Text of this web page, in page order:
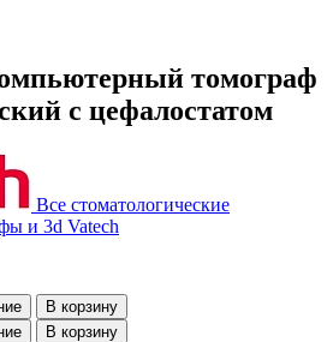
томограф
с цефалостатом
Все стоматологические
и 3d Vatech
В корзину
В корзину